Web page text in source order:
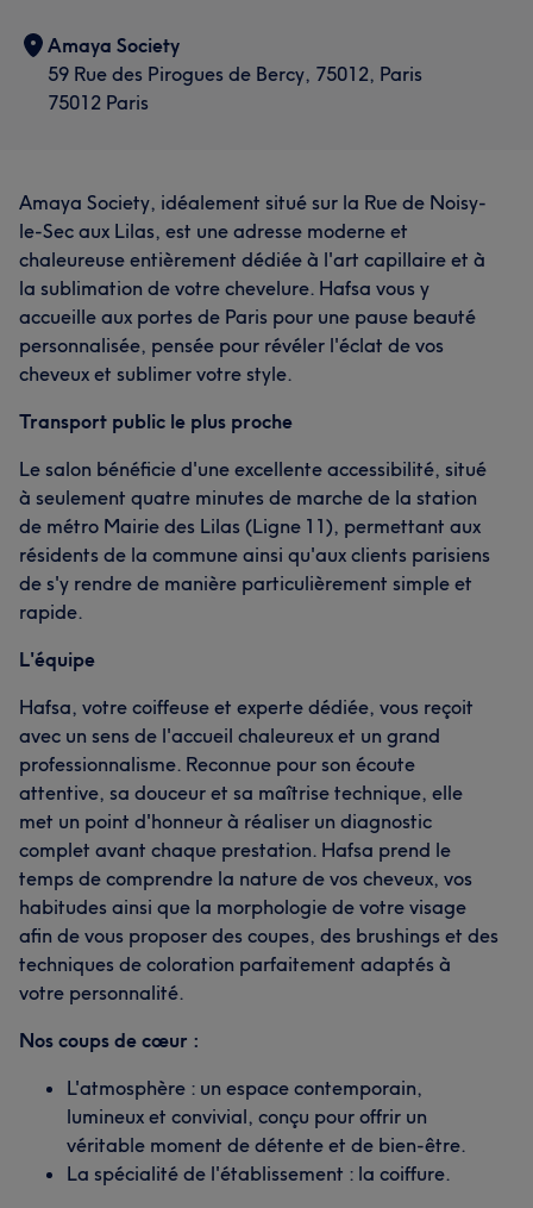
Amaya Society
59 Rue des Pirogues de Bercy, 75012, Paris
75012 Paris
Amaya Society, idéalement situé sur la Rue de Noisy-
le-Sec aux Lilas, est une adresse moderne et
chaleureuse entièrement dédiée à l'art capillaire et à
la sublimation de votre chevelure. Hafsa vous y
accueille aux portes de Paris pour une pause beauté
personnalisée, pensée pour révéler l'éclat de vos
cheveux et sublimer votre style.
Transport public le plus proche
Le salon bénéficie d'une excellente accessibilité, situé
à seulement quatre minutes de marche de la station
de métro Mairie des Lilas (Ligne 11), permettant aux
résidents de la commune ainsi qu'aux clients parisiens
de s'y rendre de manière particulièrement simple et
rapide.
L'équipe
Hafsa, votre coiffeuse et experte dédiée, vous reçoit
avec un sens de l'accueil chaleureux et un grand
professionnalisme. Reconnue pour son écoute
attentive, sa douceur et sa maîtrise technique, elle
met un point d'honneur à réaliser un diagnostic
complet avant chaque prestation. Hafsa prend le
temps de comprendre la nature de vos cheveux, vos
habitudes ainsi que la morphologie de votre visage
afin de vous proposer des coupes, des brushings et des
techniques de coloration parfaitement adaptés à
votre personnalité.
Nos coups de cœur :
L'atmosphère : un espace contemporain,
lumineux et convivial, conçu pour offrir un
véritable moment de détente et de bien-être.
La spécialité de l'établissement : la coiffure.